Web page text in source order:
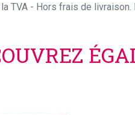
TVA - Hors frais de